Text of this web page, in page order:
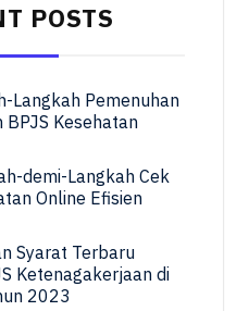
POSTS
Langkah Pemenuhan
BPJS Kesehatan
demi-Langkah Cek
Online Efisien
Syarat Terbaru
Ketenagakerjaan di
2023